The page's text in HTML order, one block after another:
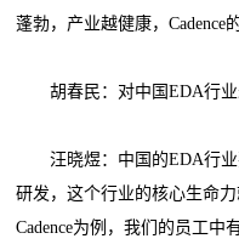
蓬勃，产业越健康，Cadence
胡春民：对中国EDA行业
汪晓煜：中国的EDA行业
研发，这个行业的核心生命
Cadence为例，我们的员工中